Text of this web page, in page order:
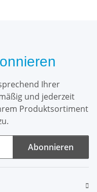
Ihrer
und jederzeit
Produktsortiment
Abonnieren